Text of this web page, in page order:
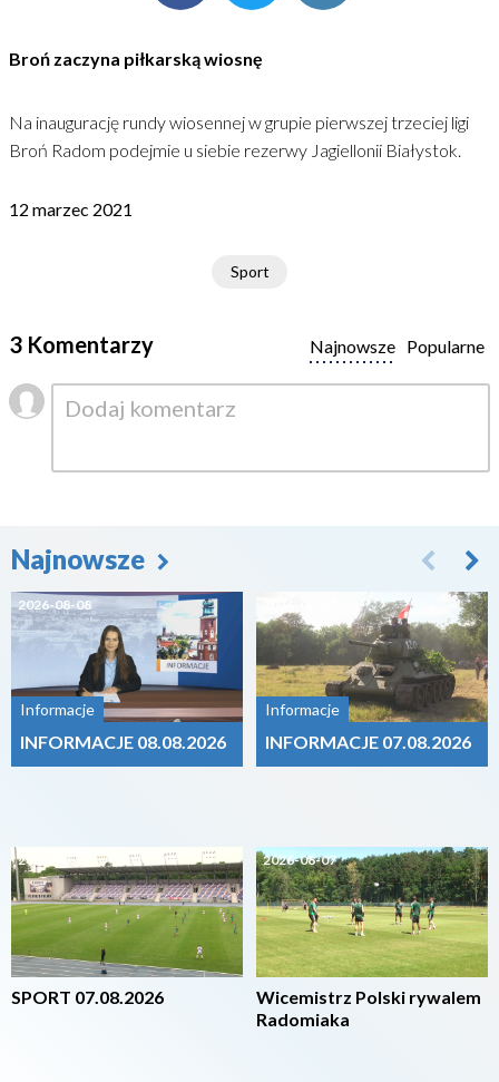
Broń zaczyna piłkarską wiosnę
Na inaugurację rundy wiosennej w grupie pierwszej trzeciej ligi
Broń Radom podejmie u siebie rezerwy Jagiellonii Białystok.
12 marzec 2021
Sport
3 Komentarzy Popularne
Najnowsze
Najnowsze
2026-08-08
Informacje
INFORMACJE 08.08.2026
2026-08-07
SPORT 07.08.2026
Informacje
INFORMACJE 07.08.2026
2026-08-07
Wicemistrz Polski rywalem
Radomiaka